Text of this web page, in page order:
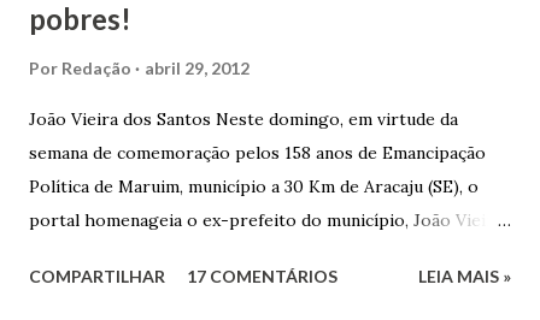
pobres!
Por Redação abril 29, 2012
João Vieira dos Santos Neste domingo, em virtude da
semana de comemoração pelos 158 anos de Emancipação
Política de Maruim, município a 30 Km de Aracaju (SE), o
portal homenageia o ex-prefeito do município, João Vieira
Vieira dos Santos e Arlinda Barroso dos Santos, nasceu em
COMPARTILHAR 17 COMENTÁRIOS LEIA MAIS »